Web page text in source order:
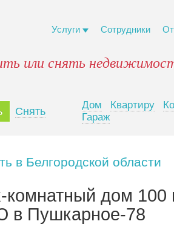
Услуги Сотрудники
или снять
Снять
Дом Квартиру
Гараж
в Белгородской области
комнатный дом
Пушкарное-78